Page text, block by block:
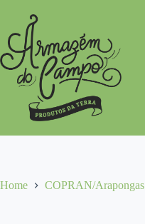
conteúdo
Home COPRAN/Arapongas